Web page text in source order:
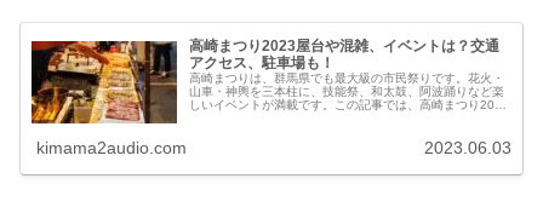
高崎まつり2023屋台や混雑、イベントは？交通
アクセス、駐車場も！
高崎まつりは、群馬県でも最大級の市民祭りです。花火・
山車・神輿を三本柱に、技能祭、和太鼓、阿波踊りなど楽
しいイベントが満載です。この記事では、高崎まつり2023
kimama2audio.com 2023.06.03